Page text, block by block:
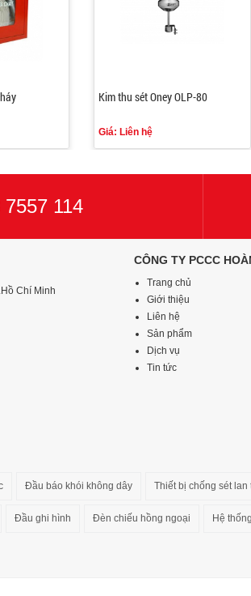
Kim thu sét Oney OLP-80
Giá: Liên hệ
114
Chí Minh
CÔNG TY PCCC
Trang chủ
Giới thiệu
Liên hệ
Sản phẩm
Dịch vụ
Tin tức
Đầu báo khói không dây Thiết bị chống sét lan
Đầu ghi hình Đèn chiếu hồng ngoại Hệ